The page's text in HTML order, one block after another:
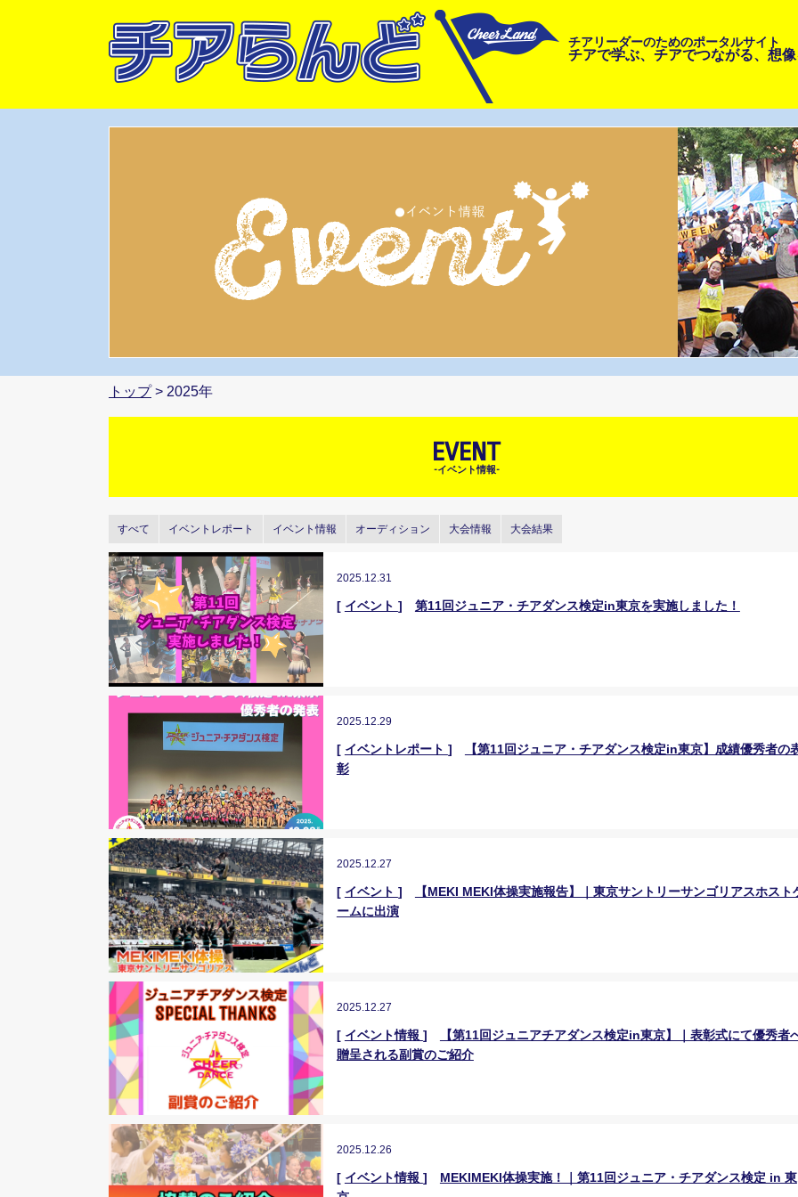
チアリーダーのためのポータルサイト
チアで学ぶ、チアでつながる、想
トップ> 2025年
EVENT
-イベント情報-
すべて イベントレポート イベント情報 オーディション 大会情報 大会結果
2025.12.31
[ イベント ] 第11回ジュニア・チアダンス検定in東京を実施しました！
2025.12.29
[ イベントレポート ]
【第11回ジュニア・チアダンス検定in東京】成績優秀者の
彰
2025.12.27
[ イベント ]
【MEKI MEKI体操実施報告】｜東京サントリーサンゴリアスホスト
ームに出演
2025.12.27
[ イベント情報 ]
【第11回ジュニアチアダンス検定in東京】｜表彰式にて優秀者
贈呈される副賞のご紹介
2025.12.26
[ イベント情報 ] MEKIMEKI体操実施！｜第11回ジュニア・チアダンス検定 in 東